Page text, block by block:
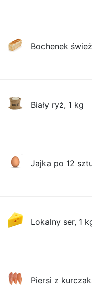
Bochenek
Biały ryż, 1 kg
Jajka po 12
Lokalny ser, 1
Piersi z